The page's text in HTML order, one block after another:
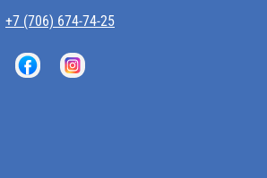
+7 (706) 674-74-25